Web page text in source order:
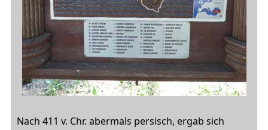
Nach 411 v. Chr. abermals persisch, ergab sich